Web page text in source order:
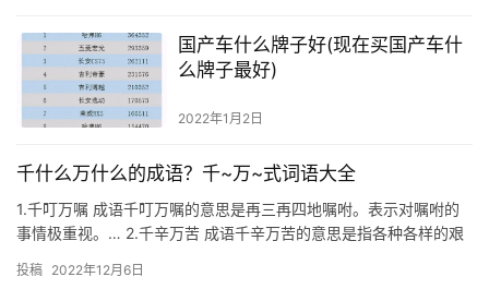
国产车什么牌子好(现在买国产车什
么牌子最好)
2022年1月2日
千什么万什么的成语？千~万~式词语大全
1.千叮万嘱 成语千叮万嘱的意思是再三再四地嘱咐。表示对嘱咐的
事情极重视。… 2.千辛万苦 成语千辛万苦的意思是指各种各样的艰
投稿 2022年12月6日